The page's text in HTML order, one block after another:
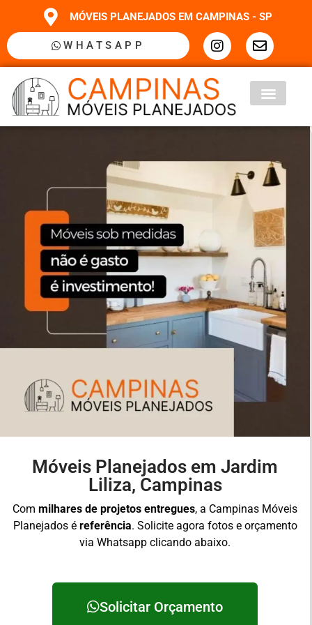
MÓVEIS PLANEJADOS EM CAMPINAS - SP
WHATSAPP
Móveis Planejados em Jardim
Liliza, Campinas
Com milhares de projetos entregues, a Campinas Móveis
Planejados é referência. Solicite agora fotos e orçamento
via Whatsapp clicando abaixo.
Solicitar Orçamento